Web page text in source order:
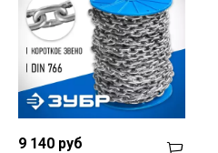
9 140 руб